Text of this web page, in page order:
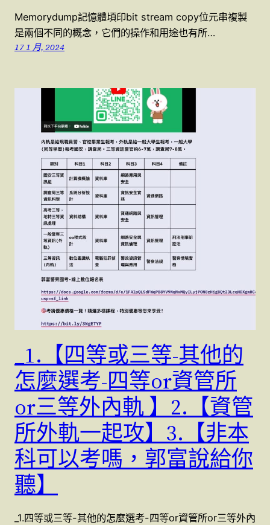
Memorydump記憶體頃印bit stream copy位元串複製
是兩個不同的概念，它們的操作和用途也有所…
17 1 月, 2024
_1.【四等或三等-其他的
怎麼選考-四等or資管所
or三等外內軌 】2.【資管
所外軌一起攻】3.【非本
科可以考嗎，郭富說給你
聽】
_1.四等或三等-其他的怎麼選考-四等or資管所or三等外內